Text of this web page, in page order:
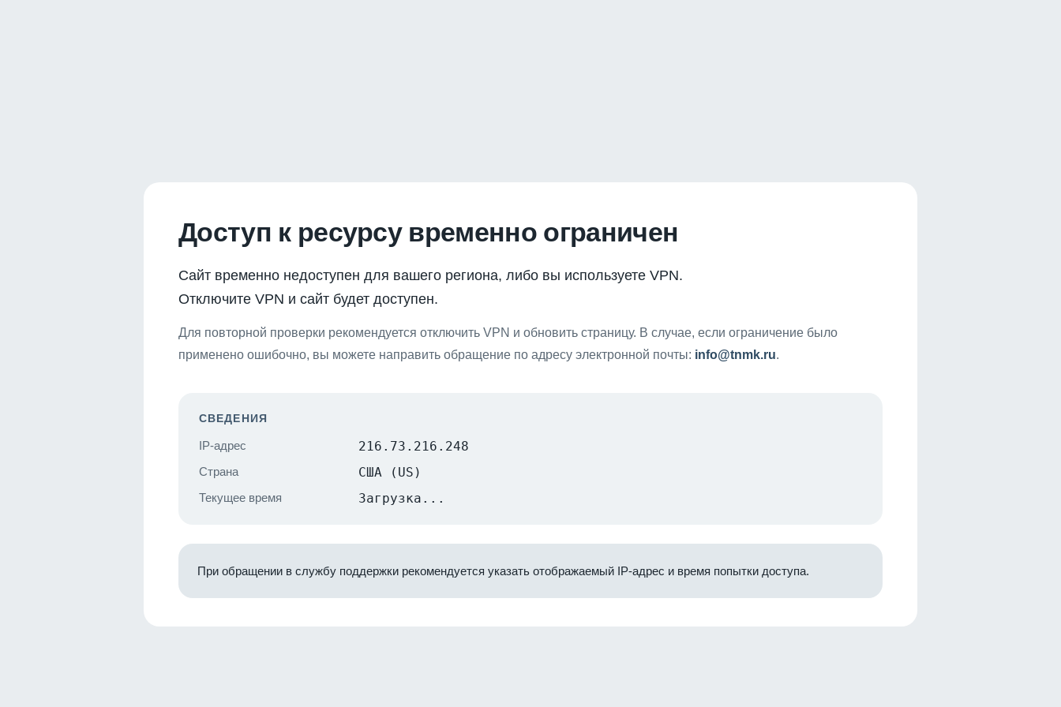
Доступ к ресурсу временно ограничен
Сайт временно недоступен для вашего региона, либо вы используете VPN.
Отключите VPN и сайт будет доступен.
Для повторной проверки рекомендуется отключить VPN и обновить страницу. В случае, если ограничение было
применено ошибочно, вы можете направить обращение по адресу электронной почты: info@tnmk.ru.
СВЕДЕНИЯ
IP-адрес 216.73.216.248
Страна США (US)
Текущее время Загрузка...
При обращении в службу поддержки рекомендуется указать отображаемый IP-адрес и время попытки доступа.